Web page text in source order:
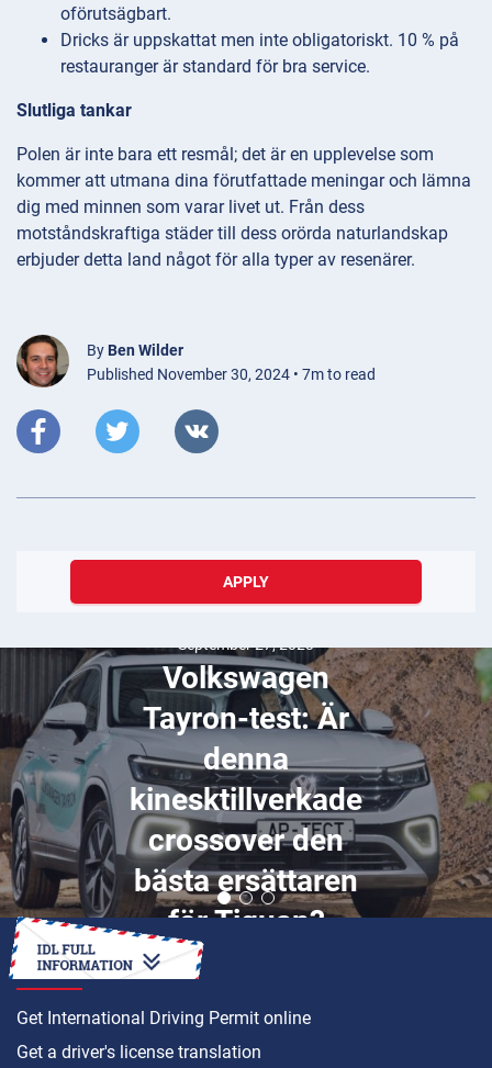
oförutsägbart.
Dricks är uppskattat men inte obligatoriskt. 10 % på
restauranger är standard för bra service.
Slutliga tankar
Polen är inte bara ett resmål; det är en upplevelse som
kommer att utmana dina förutfattade meningar och lämna
dig med minnen som varar livet ut. Från dess
motståndskraftiga städer till dess orörda naturlandskap
erbjuder detta land något för alla typer av resenärer.
By Ben Wilder
Published November 30, 2024 • 7m to read
APPLY
September 06, 2025
Bästa platserna
att besöka på
Nauru
HOW TO
Get International Driving Permit online
Get a driver's license translation